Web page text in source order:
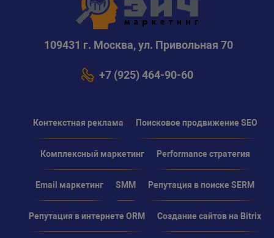
109431 г. Москва, ул. Привольная 70
+7 (925) 464-90-60
Контекстная реклама Поисковое продвижение SEO
Комплексный маркетинг Performance стратегия
Email маркетинг SMM Репутация в поиске SERM
Репутация в интернете ORM Создание сайтов на Bitrix